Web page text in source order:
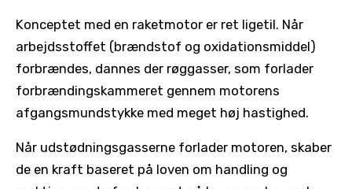
Konceptet med en raketmotor er ret ligetil. Når
arbejdsstoffet (brændstof og oxidationsmiddel)
forbrændes, dannes der røggasser, som forlader
forbrændingskammeret gennem motorens
afgangsmundstykke med meget høj hastighed.
Når udstødningsgasserne forlader motoren, skaber
de en kraft baseret på loven om handling og